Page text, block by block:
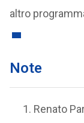
altro
Note
Renato